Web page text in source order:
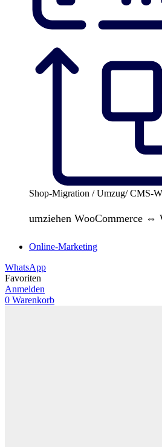
Shop-Migration / Umzug/ CMS-
umziehen WooCommerce ⇔
Online-Marketing
WhatsApp
Favoriten
Anmelden
0 Warenkorb